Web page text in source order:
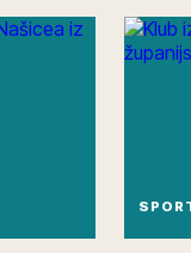
Predstavit
i